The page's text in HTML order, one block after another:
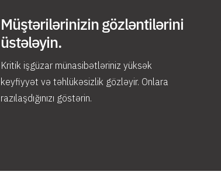
Müştərilərinizin gözləntilərini
üstələyin.
Kritik işgüzar münasibətləriniz yüksək
keyfiyyət və təhlükəsizlik gözləyir. Onlara
razılaşdığınızı göstərin.